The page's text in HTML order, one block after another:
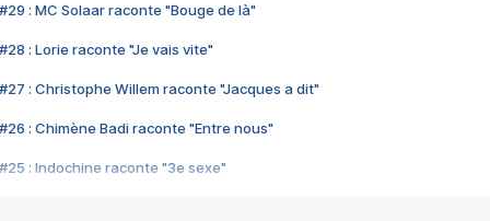
#29 : MC Solaar raconte "Bouge de là"
#28 : Lorie raconte "Je vais vite"
#27 : Christophe Willem raconte "Jacques a dit"
#26 : Chimène Badi raconte "Entre nous"
#25 : Indochine raconte "3e sexe"